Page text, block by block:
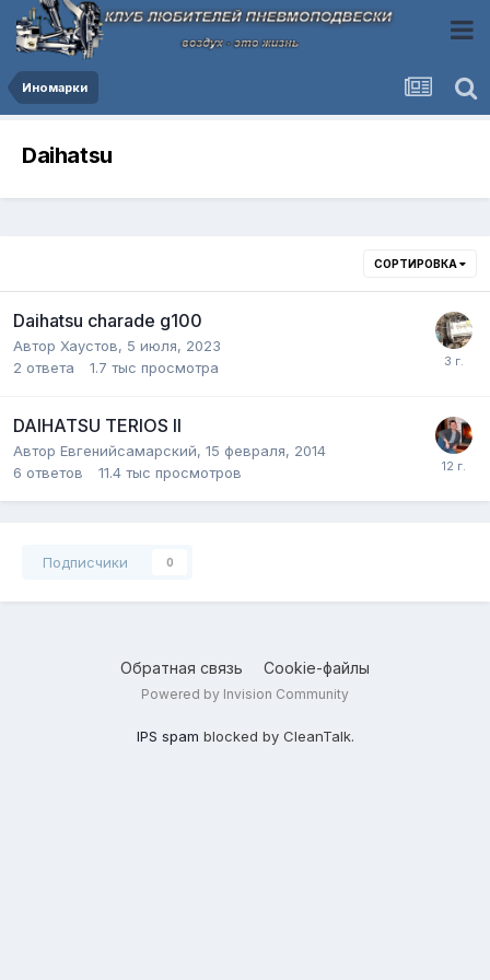
Иномарки
Daihatsu
СОРТИРОВКА
Daihatsu charade g100
Автор Хаустов, 5 июля, 2023
2 ответа 1.7 тыс просмотра
DAIHATSU TERIOS II
Автор Евгенийсамарский, 15 февраля, 2014
6 ответов 11.4 тыс просмотров
Подписчики 0
Обратная связь Cookie-файлы
Powered by Invision Community
IPS spam blocked by CleanTalk.